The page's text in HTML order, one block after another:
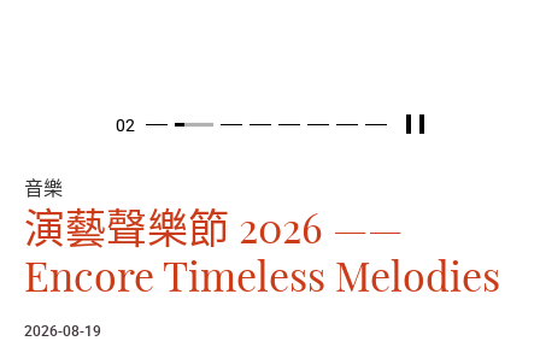
音樂
演藝聲樂節 2026 ——
Encore Timeless Melodies
2026-08-19
02 Item 1Item 2Item 3Item 4Item 5Item 6
Item 7Item 8暫停